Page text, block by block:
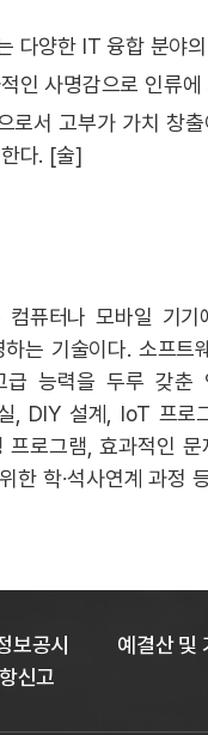
다양한 IT 융합 분야
인 사명감으로 인류
로서 고부가 가치 창
다. [술]
컴퓨터나 모바일 기
하는 기술이다. 소프
능력을 두루 갖춘
, DIY 설계, IoT 프
로그램, 효과적인
한 학∙석사연계 과정
보공시 예결산 및
신고